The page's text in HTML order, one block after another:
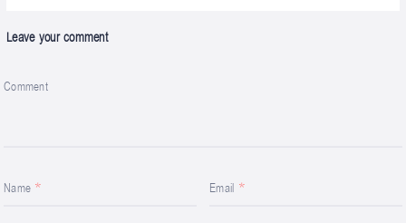
Leave your comment
Comment
Name Email